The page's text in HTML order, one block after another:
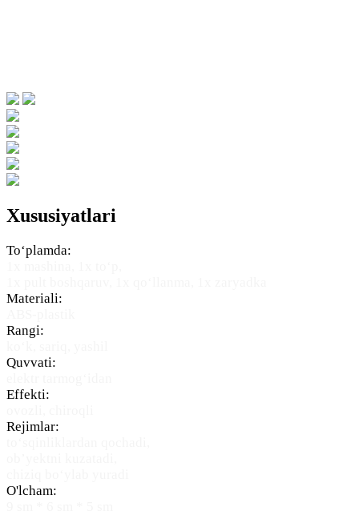
Xususiyatlari
To‘plamda:
Materiali:
Rangi:
Quvvati:
Effekti:
Rejimlar:
O'lcham: